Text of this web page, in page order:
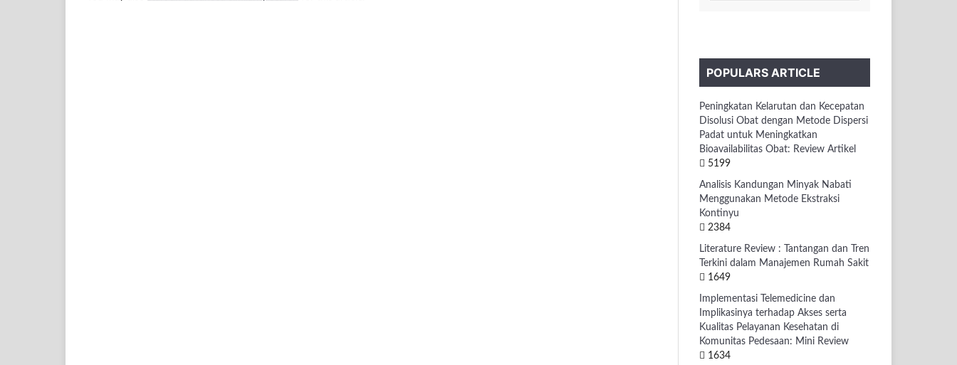
POPULARS ARTICLE
Peningkatan Kelarutan dan Kecepatan
Disolusi Obat dengan Metode Dispersi
Padat untuk Meningkatkan
Bioavailabilitas Obat: Review Artikel
5199
Analisis Kandungan Minyak Nabati
Menggunakan Metode Ekstraksi
Kontinyu
2384
Literature Review : Tantangan dan Tren
Terkini dalam Manajemen Rumah Sakit
1649
Implementasi Telemedicine dan
Implikasinya terhadap Akses serta
Kualitas Pelayanan Kesehatan di
Komunitas Pedesaan: Mini Review
1634